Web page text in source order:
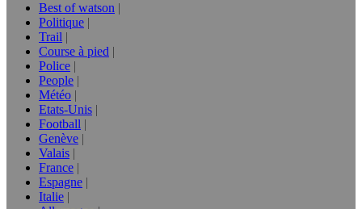
Best of watson
Politique
Trail
Course à pied
Police
People
Météo
Etats-Unis
Football
Genève
Valais
France
Espagne
Italie